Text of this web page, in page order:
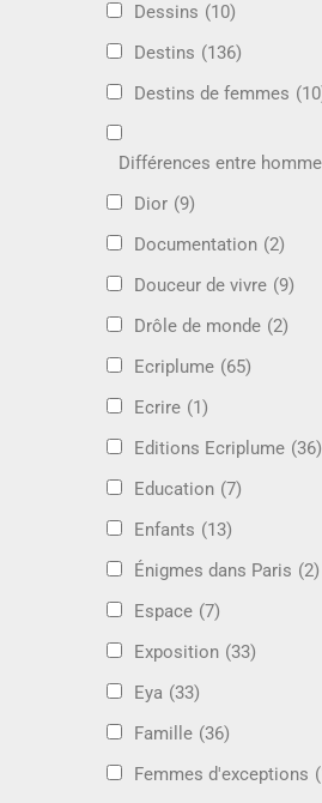
Dessins (10)
Destins (136)
Destins de femmes
Différences entre
Dior (9)
Documentation (2)
Douceur de vivre (9)
Drôle de monde (2)
Ecriplume (65)
Ecrire (1)
Editions Ecriplume (36)
Education (7)
Enfants (13)
Énigmes dans Paris (2)
Espace (7)
Exposition (33)
Eya (33)
Famille (36)
Femmes d'exceptions